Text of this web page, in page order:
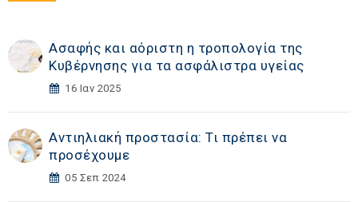
Ασαφής και αόριστη η τροπολογία της
Κυβέρνησης για τα ασφάλιστρα υγείας
16 Ιαν 2025
Αντιηλιακή προστασία: Τι πρέπει να
προσέχουμε
05 Σεπ 2024